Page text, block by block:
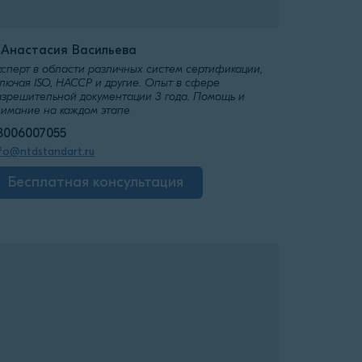
Васильева
в области различных систем сертификации,
ISO, HACCP и другие. Опыт в сфере
документации 3 года. Помощь и
на каждом этапе
Бесплатная консультация